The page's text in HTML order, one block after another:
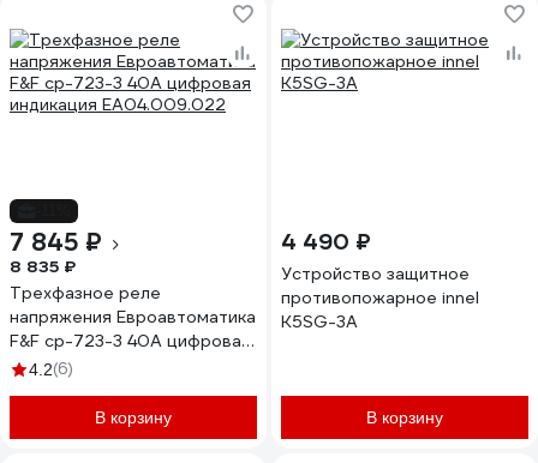
7 845 ₽
8 835 ₽
Трехфазное реле
напряжения Евроавтоматика
F&F cp-723-3 40А цифровая
индикация EA04.009.022
4.2(6)
В корзину
4 490 ₽
Устройство защитное
противопожарное innel
K5SG-3A
В корзину